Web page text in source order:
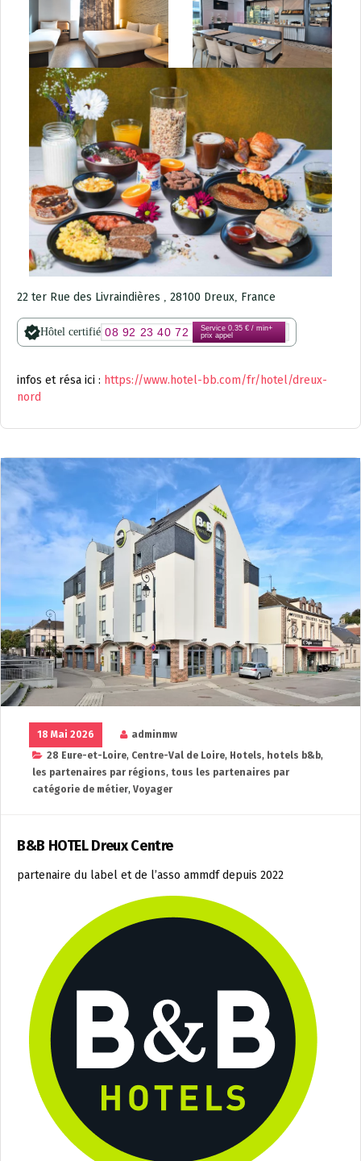
22 ter Rue des Livraindières , 28100 Dreux, France
Hôtel certifié 08 92 23 40 72
Service 0.35 € / min+
prix appel
infos et résa ici : https://www.hotel-bb.com/fr/hotel/dreux-
nord
18 Mai 2026
adminmw
28 Eure-et-Loire, Centre-Val de Loire, Hotels, hotels b&b,
les partenaires par régions, tous les partenaires par
catégorie de métier, Voyager
B&B HOTEL Dreux Centre
partenaire du label et de l’asso ammdf depuis 2022